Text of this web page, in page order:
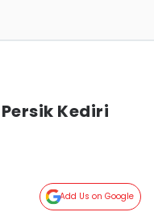
Kediri
Add Us on Google